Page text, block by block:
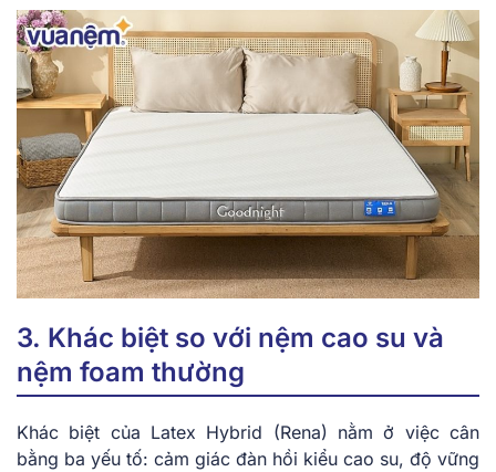
3. Khác biệt so với nệm cao su và
nệm foam thường
Khác biệt của Latex Hybrid (Rena) nằm ở việc cân
bằng ba yếu tố: cảm giác đàn hồi kiểu cao su, độ vững